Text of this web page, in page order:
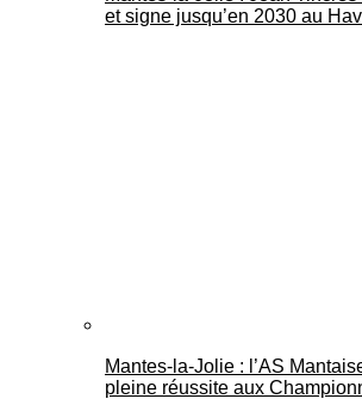
et signe jusqu’en 2030 au
Mantes-la-Jolie : l’AS
pleine réussite aux